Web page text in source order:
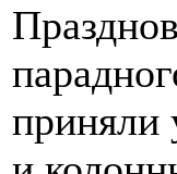
приняли